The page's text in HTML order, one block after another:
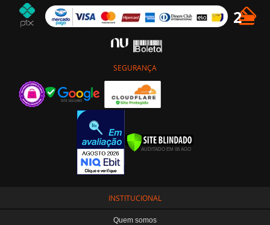
SEGURANÇA
INSTITUCIONAL
Quem somos